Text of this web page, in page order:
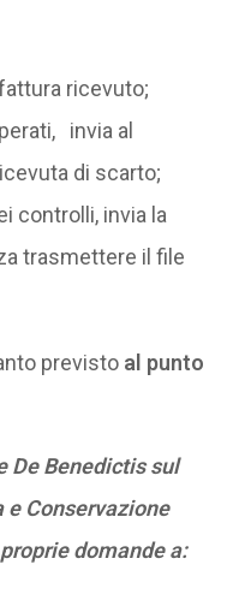
ricevuto;
invia al
di scarto;
controlli, invia la
trasmettere il file
previsto al punto
De Benedictis sul
e Conservazione
domande a: